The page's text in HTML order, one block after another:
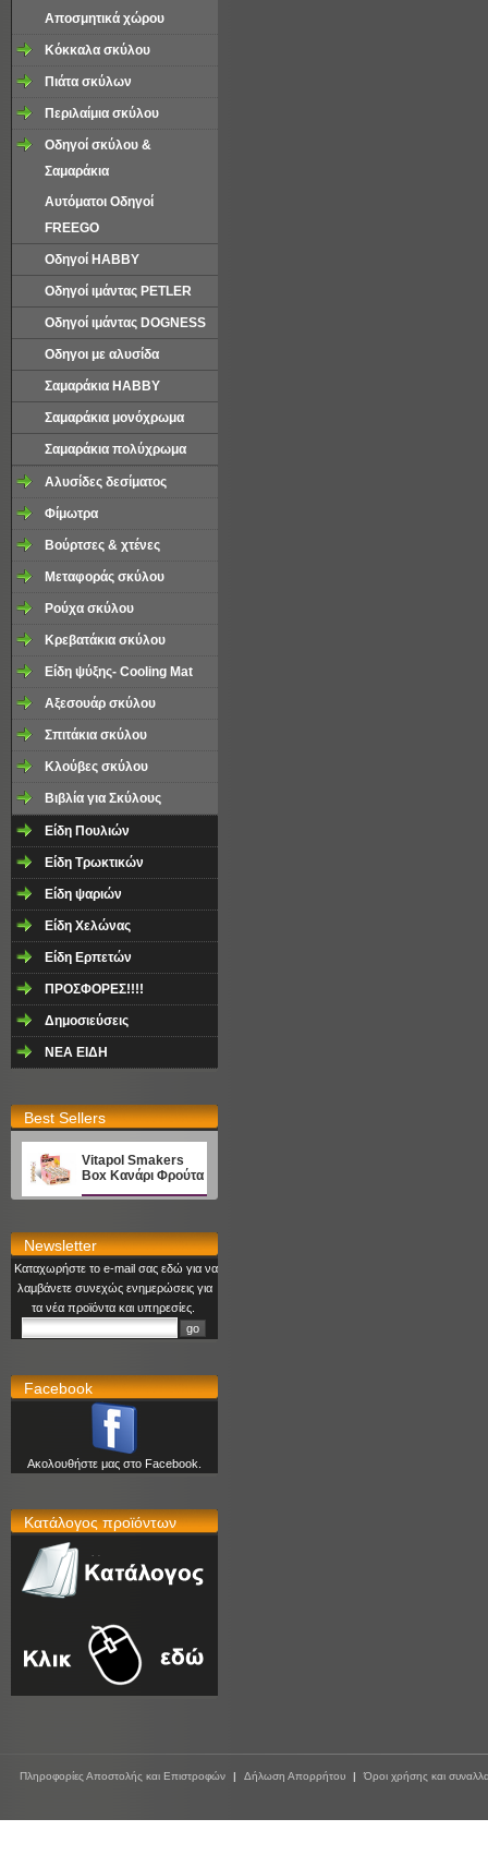
Αποσμητικά χώρου
Κόκκαλα σκύλου
Πιάτα σκύλων
Περιλαίμια σκύλου
Οδηγοί σκύλου &
Σαμαράκια
Αυτόματoι Οδηγοί
FREEGO
Οδηγοί HABBY
Οδηγοί ιμάντας PETLER
Οδηγοί ιμάντας DOGNESS
Οδηγοι με αλυσίδα
Σαμαράκια ΗΑΒΒΥ
Σαμαράκια μονόχρωμα
Σαμαράκια πολύχρωμα
Aλυσίδες δεσίματος
Φίμωτρα
Βούρτσες & χτένες
Μεταφοράς σκύλου
Ρούχα σκύλου
Κρεβατάκια σκύλου
Είδη ψύξης- Cooling Mat
Αξεσουάρ σκύλου
Σπιτάκια σκύλου
Κλούβες σκύλου
Βιβλία για Σκύλους
Είδη Πουλιών
Είδη Τρωκτικών
Είδη ψαριών
Είδη Χελώνας
Είδη Ερπετών
ΠΡΟΣΦΟΡΕΣ!!!!
Δημοσιεύσεις
NEA EΙΔΗ
Best Sellers
Vitapol Smakers
Box Κανάρι Φρούτα
Newsletter
Καταχωρήστε το e-mail σας εδώ για να
λαμβάνετε συνεχώς ενημερώσεις για
τα νέα προϊόντα και υπηρεσίες.
Facebook
Ακολουθήστε μας στο Facebook.
Κατάλογος προϊόντων
Πληροφορίες Αποστολής και Επιστροφών | Δήλωση Απορρήτου | Όροι χρήσης και